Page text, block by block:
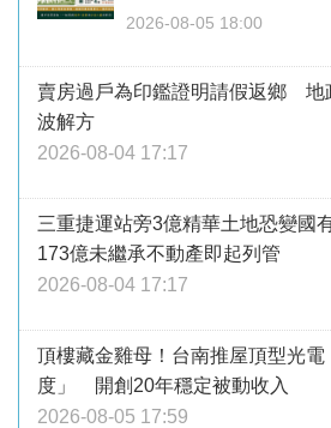
2026-08-05 18:00
賣房過戶為印鑑證明請假返鄉 地
波解方
2026-08-04 17:17
三重捷運站旁3億精華土地恐變
173億未繼承不動產即起列管
2026-08-04 17:17
頂樓藏金雞母！台南推屋頂型光電
度」 開創20年穩定被動收入
2026-08-05 17:59